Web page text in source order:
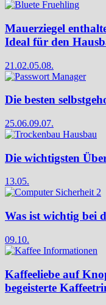
Mauerziegel
Ideal für den
21.02.05.08.
Die besten
25.06.09.07.
Die wichtigsten
13.05.
Was ist wichtig bei
09.10.
Kaffeeliebe auf
begeisterte